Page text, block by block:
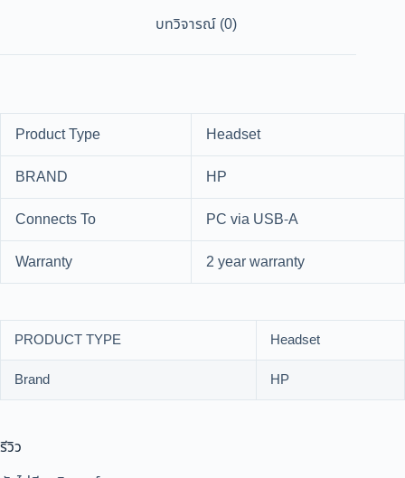
บทวิจารณ์ (0)
Product Type
Headset
BRAND
HP
Connects To
PC via USB-A
Warranty
2 year warranty
PRODUCT TYPE
Headset
Brand
HP
รีวิว